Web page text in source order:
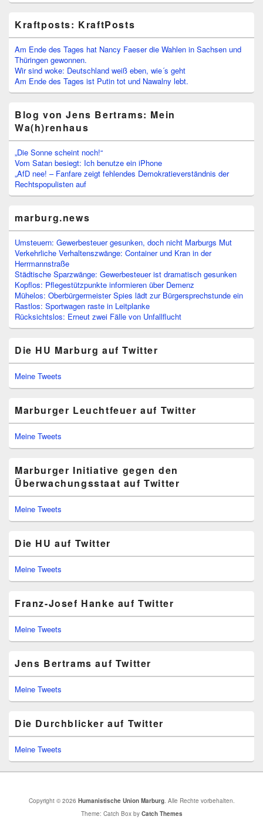
Kraftposts: KraftPosts
Am Ende des Tages hat Nancy Faeser die Wahlen in Sachsen und
Thüringen gewonnen.
Wir sind woke: Deutschland weiß eben, wie´s geht
Am Ende des Tages ist Putin tot und Nawalny lebt.
Blog von Jens Bertrams: Mein
Wa(h)renhaus
„Die Sonne scheint noch!“
Vom Satan besiegt: Ich benutze ein iPhone
„AfD nee! – Fanfare zeigt fehlendes Demokratieverständnis der
Rechtspopulisten auf
marburg.news
Umsteuern: Gewerbesteuer gesunken, doch nicht Marburgs Mut
Verkehrliche Verhaltenszwänge: Container und Kran in der
Herrmannstraße
Städtische Sparzwänge: Gewerbesteuer ist dramatisch gesunken
Kopflos: Pflegestützpunkte informieren über Demenz
Mühelos: Oberbürgermeister Spies lädt zur Bürgersprechstunde ein
Rastlos: Sportwagen raste in Leitplanke
Rücksichtslos: Erneut zwei Fälle von Unfallflucht
Die HU Marburg auf Twitter
Meine Tweets
Marburger Leuchtfeuer auf Twitter
Meine Tweets
Marburger Initiative gegen den
Überwachungsstaat auf Twitter
Meine Tweets
Die HU auf Twitter
Meine Tweets
Franz-Josef Hanke auf Twitter
Meine Tweets
Jens Bertrams auf Twitter
Meine Tweets
Die Durchblicker auf Twitter
Meine Tweets
Copyright © 2026 Humanistische Union Marburg. Alle Rechte vorbehalten.
Theme: Catch Box by Catch Themes